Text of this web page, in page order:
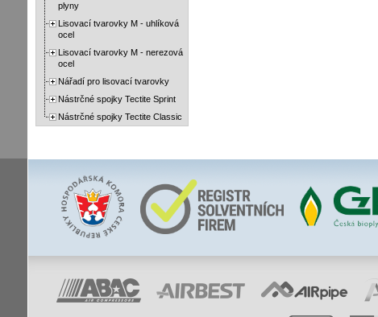
plyny
Lisovací tvarovky M - uhlíková
ocel
Lisovací tvarovky M - nerezová
ocel
Nářadí pro lisovací tvarovky
Nástrčné spojky Tectite Sprint
Nástrčné spojky Tectite Classic